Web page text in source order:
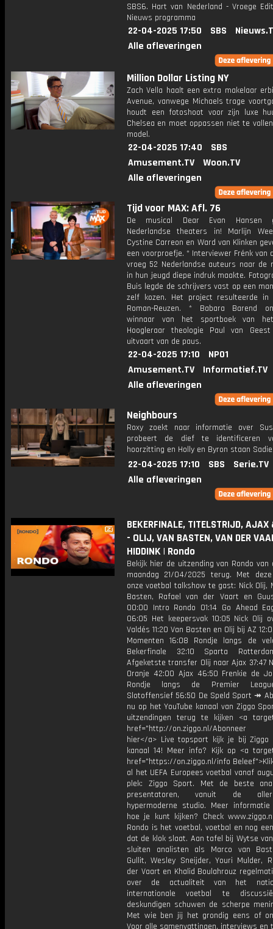
SBS6. Hart van Nederland - Vroege
Nieuws programma
22-04-2025 17:50 SBS
Alle afleveringen
Million Dollar Listing NY
Zach Vella haalt een extra makelaar
Avenue, vanwege Michaels trage
houdt een fotoshoot voor zijn luxe
Chelsea en moet oppassen niet te
model.
22-04-2025 17:40
SBS
Amusement.TV
Woon.TV
Alle afleveringen
Tijd voor MAX: Afl. 76
De musical Dear Evan Hansen
Nederlandse theaters in! Marlijn
Cystine Carreon en Ward van Klinken
een voorproefje. * Interviewer Frénk van
vroeg 52 Nederlandse auteurs naar de
in hun jeugd diepe indruk maakte.
Buis legde de schrijvers vast op een
zelf kozen. Het project resulteerde in
Roman-Reuzen. * Babara Barend
winnaar van het sportboek van
Hoogleraar theologie Paul van
uitvaart van de paus.
22-04-2025 17:10
NPO1
Amusement.TV
Informatief.TV
Alle afleveringen
Neighbours
Roxy zoekt naar informatie over
probeert de dief te identificeren
hoorzitting en Holly en Byron staan
22-04-2025 17:10 SBS
Serie.TV
Alle afleveringen
BEKERFINALE, TITELSTRIJD, AJAX
- OLIJ, VAN BASTEN, VAN DER
HIDDINK | Rondo
Bekijk hier de uitzending van Rondo van
maandag 21/04/2025 terug. Met
onze voetbal talkshow te gast: Nick Olij,
Basten, Rafael van der Vaart en
00:00 Intro Rondo 01:14 Go Ahead
06:05 Het keepersvak 10:05 Nick Olij
Valdés 11:20 Van Basten en Olij bij AZ
Momenten 16:08 Rondje langs de
Bekerfinale 32:10 Sparta
Afgeketste transfer Olij naar Ajax 37:47
Oranje 42:00 Ajax 46:50 Frenkie de
Rondje langs de Premier
Slotoffensief 56:50 De Speld Sport ↠
nu op het YouTube kanaal van Ziggo
uitzendingen terug te kijken <a
href="http://on.ziggo.nl/
hier</a> Live topsport kijk je bij
kanaal 14! Meer info? Kijk op <a
href="https://on.ziggo.nl/info
al het UEFA Europees voetbal vanaf
plek: Ziggo Sport. Met de beste
presentatoren, vanuit de
hypermoderne studio. Meer
hoe je kunt kijken? Check
Rondo is het voetbal, voetbal en nog
dat de klok slaat. Aan tafel bij Wytse
sluiten analisten als Marco van
Gullit, Wesley Sneijder, Youri Mulder,
der Vaart en Khalid Boulahrouz
over de actualiteit van het
internationale voetbal te
deskundigen schuwen de scherpe
Met wie ben jij het grondig eens of
Voor alle samenvattingen, interviews en